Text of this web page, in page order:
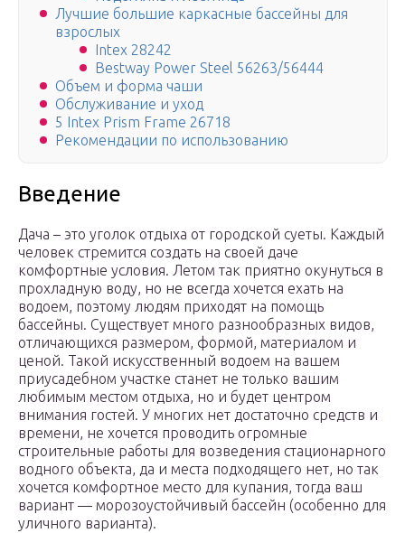
Лучшие большие каркасные бассейны для
взрослых
Intex 28242
Bestway Power Steel 56263/56444
Объем и форма чаши
Обслуживание и уход
5 Intex Prism Frame 26718
Рекомендации по использованию
Введение
Дача – это уголок отдыха от городской суеты. Каждый
человек стремится создать на своей даче
комфортные условия. Летом так приятно окунуться в
прохладную воду, но не всегда хочется ехать на
водоем, поэтому людям приходят на помощь
бассейны. Существует много разнообразных видов,
отличающихся размером, формой, материалом и
ценой. Такой искусственный водоем на вашем
приусадебном участке станет не только вашим
любимым местом отдыха, но и будет центром
внимания гостей. У многих нет достаточно средств и
времени, не хочется проводить огромные
строительные работы для возведения стационарного
водного объекта, да и места подходящего нет, но так
хочется комфортное место для купания, тогда ваш
вариант — морозоустойчивый бассейн (особенно для
уличного варианта).